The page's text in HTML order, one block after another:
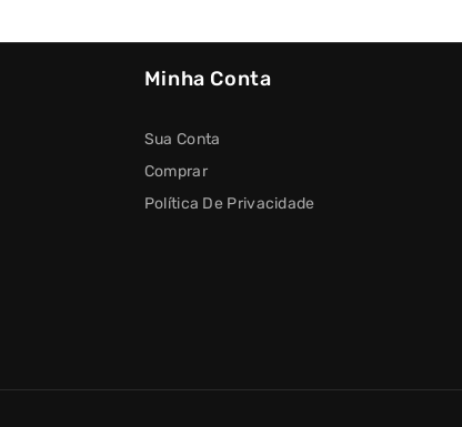
Minha Conta
Sua Conta
Comprar
Política De Privacidade